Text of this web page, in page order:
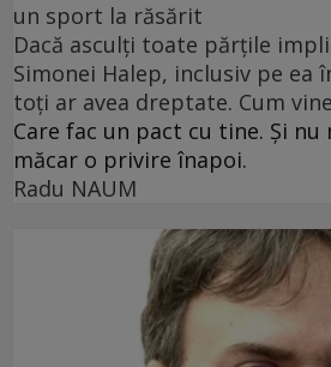
un sport la răsărit
Dacă asculți toate părțile
Simonei Halep, inclusiv pe ea
toți ar avea dreptate. Cum
Care fac un pact cu tine. Și nu
măcar o privire înapoi.
Radu NAUM